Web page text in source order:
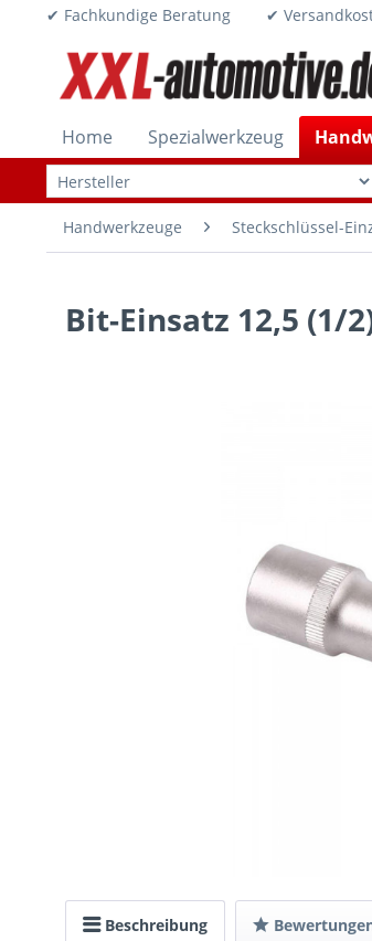
✔ Fachkundige Beratung ✔
Home Spezialwerkzeug
Handwerkzeuge Steckschlüssel-
Bit-Einsatz 12,5 (1/
Beschreibung